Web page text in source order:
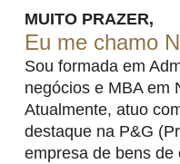
MUITO PRAZER,
Eu me chamo
Sou formada em
negócios e MBA em
Atualmente, atuo
destaque na P&G
empresa de bens de